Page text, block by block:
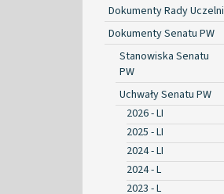
Dokumenty Rady Uczelni
Dokumenty Senatu PW
Stanowiska Senatu
PW
Uchwały Senatu PW
2026 - LI
2025 - LI
2024 - LI
2024 - L
2023 - L